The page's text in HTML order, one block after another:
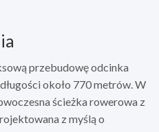
przebudowę odcinka
około 770 metrów. W
ścieżka rowerowa z
z myślą o